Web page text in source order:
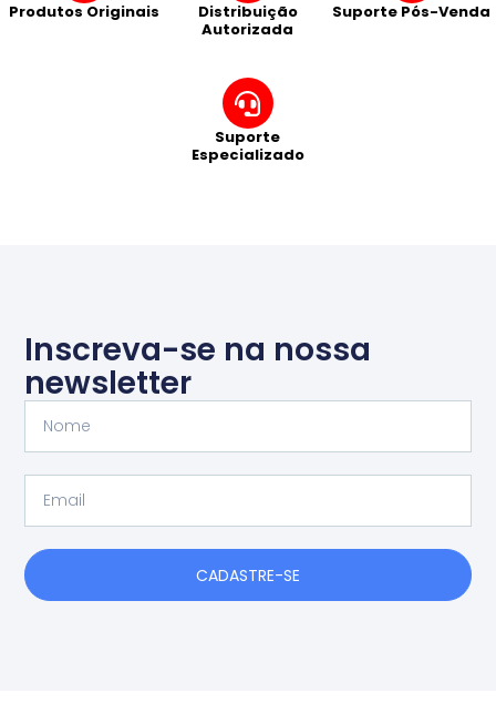
Produtos Originais
Distribuição
Autorizada
Suporte Pós-Venda
Suporte
Especializado
Inscreva-se na nossa
newsletter
CADASTRE-SE